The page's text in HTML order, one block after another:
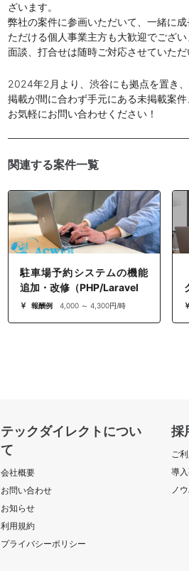
ざいます。
弊社の案件に参画いただいて、一緒に
ただける個人事業主方も大歓迎でござい
面談、打合せは随時ご対応させていただ
2024年2月より、渋谷にも拠点を置き
掲載が間に合わず手元にある未掲載案
お気軽にお問い合わせください！
関連する案件一覧
駐車場予約システムの機能
追加・改修（PHP/Laravel）
報酬例 4,000 ～ 4,300円/時
テックダイレクトについ
て
会社概要
お問い合わせ
お知らせ
利用規約
プライバシーポリシー
採
ご
導
ノ